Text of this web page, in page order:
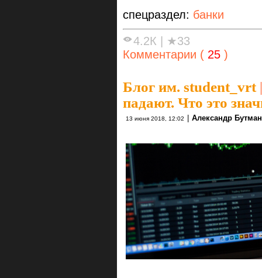
спецраздел: банки
4.2К
★33
Комментарии ( 25 )
Блог им. student_vrt|
падают. Что это
13 июня 2018, 12:02 Александр